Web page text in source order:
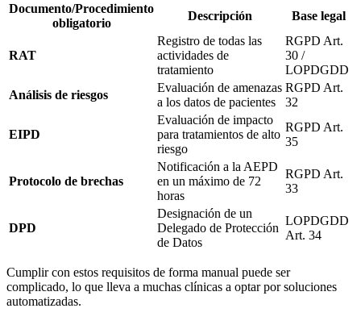
Documento/Procedimiento
obligatorio
Descripción Base legal
RAT
Registro de todas las
actividades de
tratamiento
RGPD Art.
30 /
LOPDGDD
Análisis de riesgos
Evaluación de amenazas
a los datos de pacientes
RGPD Art.
32
EIPD
Evaluación de impacto
para tratamientos de alto
riesgo
RGPD Art.
35
Protocolo de brechas
Notificación a la AEPD
en un máximo de 72
horas
RGPD Art.
33
DPD
Designación de un
Delegado de Protección
de Datos
LOPDGDD
Art. 34
Cumplir con estos requisitos de forma manual puede ser
complicado, lo que lleva a muchas clínicas a optar por soluciones
automatizadas.